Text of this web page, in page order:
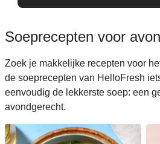
Soeprecepten voor
Zoek je makkelijke recepten voor
de soeprecepten van HelloFresh
eenvoudig de lekkerste soep: een
avondgerecht.